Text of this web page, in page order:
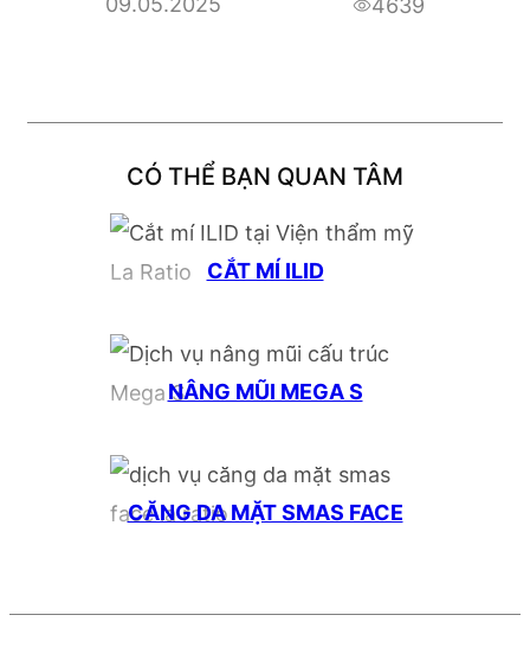
4639
CÓ THỂ BẠN QUAN TÂM
CẮT MÍ ILID
NÂNG MŨI MEGA S
CĂNG DA MẶT SMAS FACE